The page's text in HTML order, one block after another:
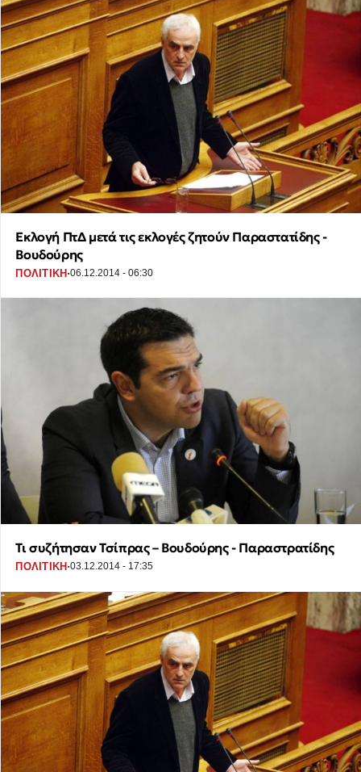
Εκλογή ΠτΔ μετά τις εκλογές ζητούν Παραστατίδης -
Βουδούρης
ΠΟΛΙΤΙΚΗ·06.12.2014 - 06:30
Τι συζήτησαν Τσίπρας – Βουδούρης - Παραστρατίδης
ΠΟΛΙΤΙΚΗ·03.12.2014 - 17:35